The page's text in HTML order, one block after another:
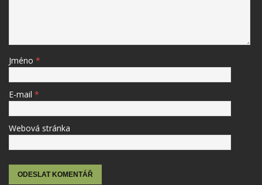
Jméno *
E-mail *
Webová stránka